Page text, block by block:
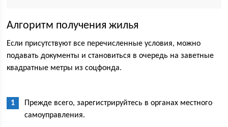
Алгоритм получения жилья
Если присутствуют все перечисленные условия, можно
подавать документы и становиться в очередь на заветные
квадратные метры из соцфонда.
Прежде всего, зарегистрируйтесь в органах местного
самоуправления.